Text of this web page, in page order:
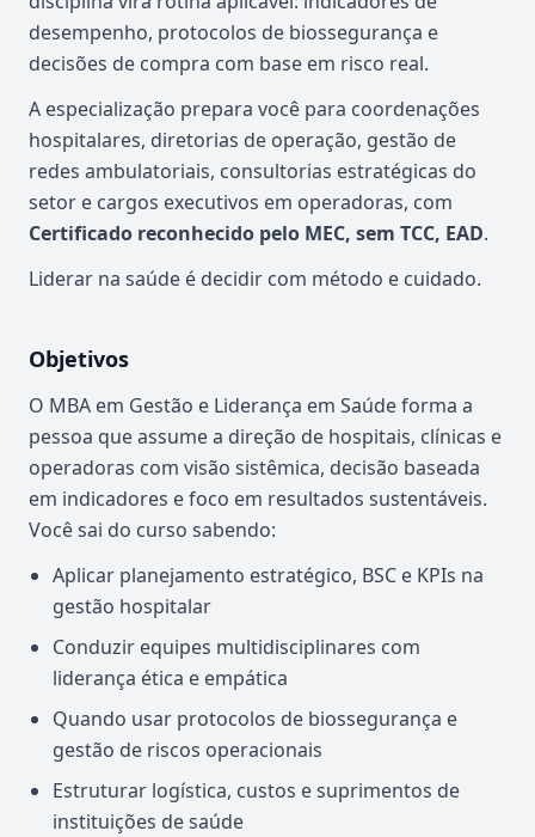
desempenho, protocolos de biossegurança e
decisões de compra com base em risco real.
A especialização prepara você para coordenações
hospitalares, diretorias de operação, gestão de
redes ambulatoriais, consultorias estratégicas do
setor e cargos executivos em operadoras, com
Certificado reconhecido pelo MEC, sem TCC, EAD.
Liderar na saúde é decidir com método e cuidado.
Objetivos
O MBA em Gestão e Liderança em Saúde forma a
pessoa que assume a direção de hospitais, clínicas e
operadoras com visão sistêmica, decisão baseada
em indicadores e foco em resultados sustentáveis.
Você sai do curso sabendo:
Aplicar planejamento estratégico, BSC e KPIs na
gestão hospitalar
Conduzir equipes multidisciplinares com
liderança ética e empática
Quando usar protocolos de biossegurança e
gestão de riscos operacionais
Estruturar logística, custos e suprimentos de
instituições de saúde